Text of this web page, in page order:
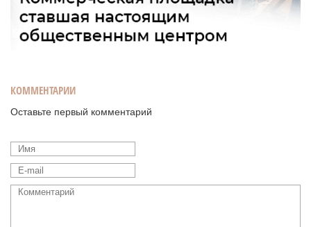
КОММЕНТАРИИ
Оставьте первый комментарий